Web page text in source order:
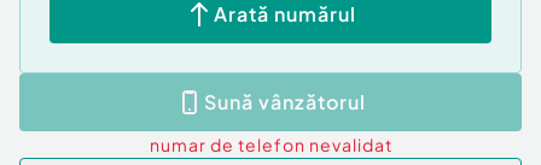
Arată numărul
Sună vânzătorul
numar de telefon nevalidat